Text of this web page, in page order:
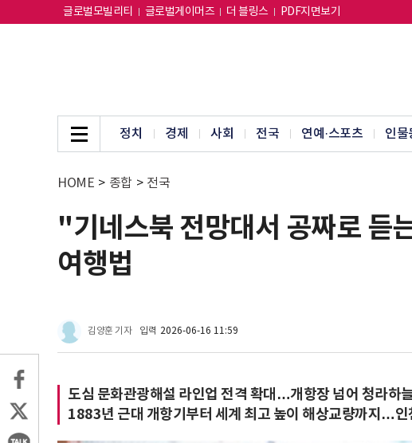
글로벌모빌리티 글로벌게이머즈 더 블링스 PDF지면보기
정치 경제 사회 전국 연예·스포츠 인물
HOME > 종합 > 전국
"기네스북 전망대서 공짜로
여행법
김양훈 기자 입력 2026-06-16 11:59
도심 문화관광해설 라인업 전격 확대…개항장 넘어 청라하
1883년 근대 개항기부터 세계 최고 높이 해상교량까지…인